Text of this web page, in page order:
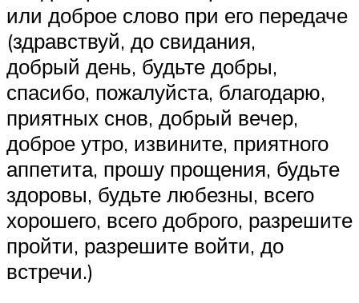
или доброе слово при его передаче
(здравствуй, до свидания,
добрый день, будьте добры,
спасибо, пожалуйста, благодарю,
приятных снов, добрый вечер,
доброе утро, извините, приятного
аппетита, прошу прощения, будьте
здоровы, будьте любезны, всего
хорошего, всего доброго, разрешите
пройти, разрешите войти, до
встречи.)